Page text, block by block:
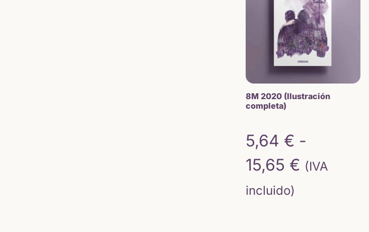
17,82 €.
8M 2020 (Ilustración
completa)
5,64 € -
15,65 € Rango
(IVA
incluido)